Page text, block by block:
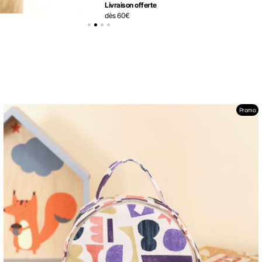
Livraison offerte
dès 60€
Promo